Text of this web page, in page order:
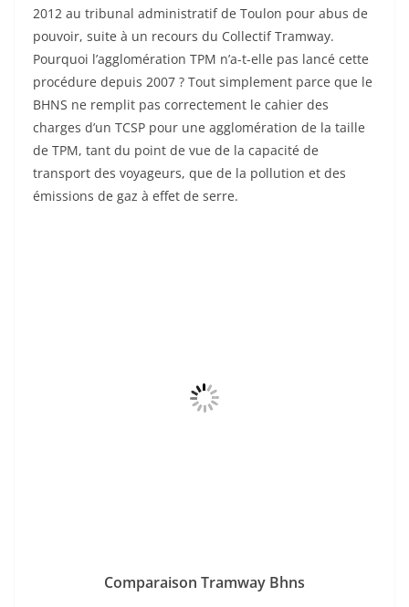
2012 au tribunal administratif de Toulon pour abus de
pouvoir, suite à un recours du Collectif Tramway.
Pourquoi l’agglomération TPM n’a-t-elle pas lancé cette
procédure depuis 2007 ? Tout simplement parce que le
BHNS ne remplit pas correctement le cahier des
charges d’un TCSP pour une agglomération de la taille
de TPM, tant du point de vue de la capacité de
transport des voyageurs, que de la pollution et des
émissions de gaz à effet de serre.
Comparaison Tramway Bhns